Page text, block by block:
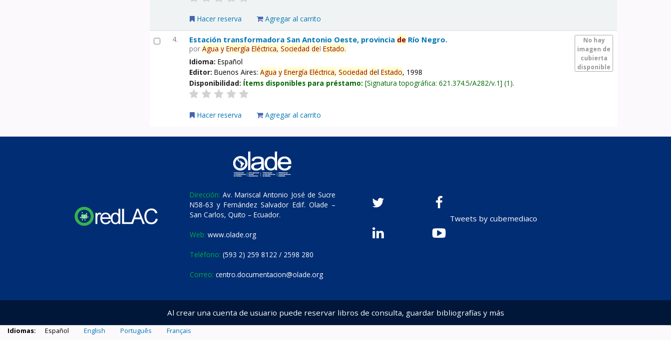
Hacer reserva Agregar al carrito
4.
No hay
imagen de
cubierta
disponible
Estación transformadora San Antonio Oeste, provincia de Río Negro.
porAgua y Energía Eléctrica, Sociedad delEstado.
Idioma:Español
Editor:Buenos Aires:Agua y Energía Eléctrica, Sociedad delEstado, 1998
Disponibilidad: Ítems disponibles para préstamo: Signatura topográfica:621.374.5/A282/v.1 (1).
Hacer reserva Agregar al carrito
Dirección: Av. Mariscal Antonio José de Sucre
N58-63 y Fernández Salvador Edif. Olade –
San Carlos, Quito – Ecuador.
Web: www.olade.org
Teléfono: (593 2) 259 8122 / 2598 280
Correo: centro.documentacion@olade.org
Tweets by cubemediaco
Al crear una cuenta de usuario puede reservar libros de consulta, guardar bibliografías y más
Idiomas: Español English Português Français